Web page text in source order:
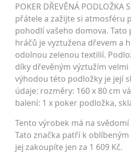
POKER DŘEVĚNÁ PODLOŽKA
přátele a zažijte si atmosféru
pohodlí vašeho domova. Tato
hráčů je vyztužena dřevem a
odolnou zelenou textilií.
díky dřevěným výztužím
výhodou této podložky je její
údaje: rozměry: 160 x 80 cm
balení: 1 x poker podložka,
Tento výrobek má na svědomí
Tato značka patří k oblíbeným
jej zakoupíte jen za 1 609 Kč.